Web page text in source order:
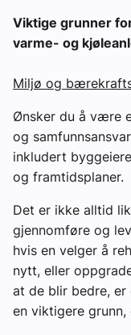
Viktige grunner
varme- og
Miljø og
Ønsker du å være
og
inkludert
og framtidsplaner.
Det er ikke alltid
gjennomføre og
hvis en velger å
nytt, eller
at de blir bedre,
en viktigere grunn,